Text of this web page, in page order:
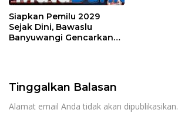
Siapkan Pemilu 2029
Sejak Dini, Bawaslu
Banyuwangi Gencarkan
Tinggalkan Balasan
Alamat email Anda tidak akan dipublikasikan.